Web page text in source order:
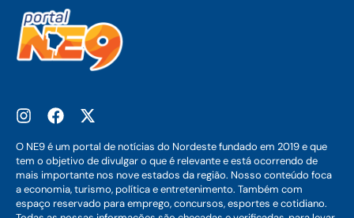
O NE9 é um portal de notícias do Nordeste fundado em 2019 e que
tem o objetivo de divulgar o que é relevante e está ocorrendo de
mais importante nos nove estados da região. Nosso conteúdo foca
a economia, turismo, política e entretenimento. Também com
espaço reservado para emprego, concursos, esportes e cotidiano.